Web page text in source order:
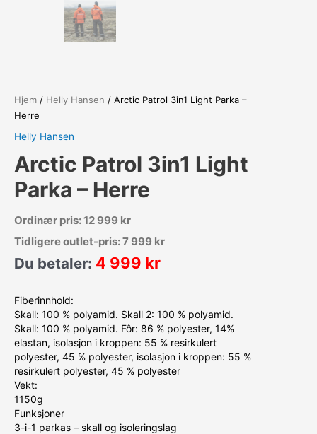
Hjem / Helly Hansen / Arctic Patrol 3in1 Light Parka –
Herre
Helly Hansen
Arctic Patrol 3in1 Light
Parka – Herre
Ordinær pris:12 999kr
Tidligere outlet-pris:7 999kr
Du betaler: 4 999 kr
Fiberinnhold:
Skall: 100 % polyamid. Skall 2: 100 % polyamid.
Skall: 100 % polyamid. Fôr: 86 % polyester, 14%
elastan, isolasjon i kroppen: 55 % resirkulert
polyester, 45 % polyester, isolasjon i kroppen: 55 %
resirkulert polyester, 45 % polyester
Vekt:
1150g
Funksjoner
3-i-1 parkas – skall og isoleringslag